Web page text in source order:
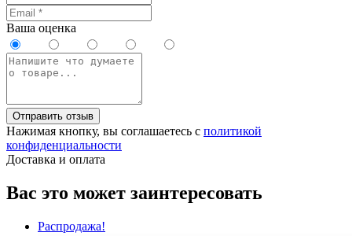
Ваша оценка
Отправить отзыв
Нажимая кнопку, вы соглашаетесь с политикой
конфиденциальности
Доставка и оплата
Вас это может заинтересовать
Распродажа!